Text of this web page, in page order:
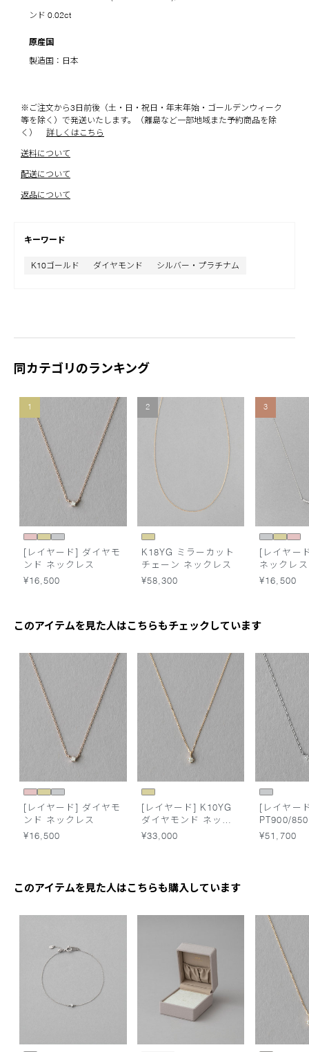
ンド 0.02ct
原産国
製造国：日本
※ご注文から3日前後（土・日・祝日・年末年始・ゴールデンウィーク
等を除く）で発送いたします。（離島など一部地域また予約商品を除
く）
詳しくはこちら
送料について
配送について
返品について
キーワード
K10ゴールド ダイヤモンド シルバー・プラチナム
同カテゴリのランキング
1
[レイヤード] ダイヤモ
ンド ネックレス
¥16,500
2
K18YG ミラーカット
チェーン ネックレス
¥58,300
3
[レイヤー
ネックレス
¥16,500
このアイテムを見た人はこちらもチェックしています
[レイヤード] ダイヤモ
ンド ネックレス
¥16,500
[レイヤード] K10YG
ダイヤモンド ネック
レス
¥33,000
[レイヤー
PT900/
ンド ネッ
¥51,700
このアイテムを見た人はこちらも購入しています